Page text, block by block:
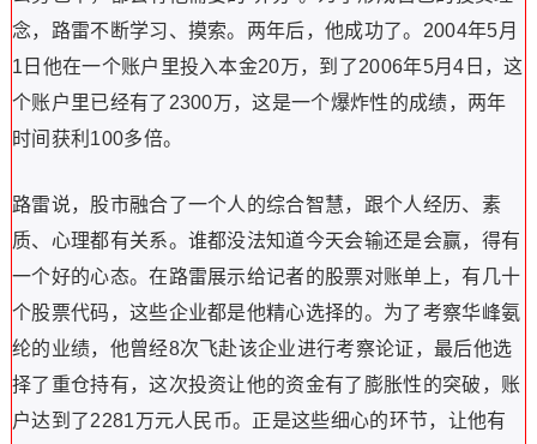
念，路雷不断学习、摸索。两年后，他成功了。2004年5月
1日他在一个账户里投入本金20万，到了2006年5月4日，这
个账户里已经有了2300万，这是一个爆炸性的成绩，两年
时间获利100多倍。
路雷说，股市融合了一个人的综合智慧，跟个人经历、素
质、心理都有关系。谁都没法知道今天会输还是会赢，得有
一个好的心态。在路雷展示给记者的股票对账单上，有几十
个股票代码，这些企业都是他精心选择的。为了考察华峰氨
纶的业绩，他曾经8次飞赴该企业进行考察论证，最后他选
择了重仓持有，这次投资让他的资金有了膨胀性的突破，账
户达到了2281万元人民币。正是这些细心的环节，让他有